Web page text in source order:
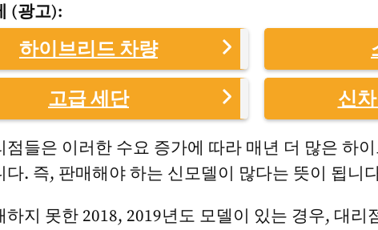
(광고):
하이브리드 차량
고급 세단
신
점들은 이러한 수요 증가에 따라 매년 더 많은 하
다. 즉, 판매해야 하는 신모델이 많다는 뜻이 됩니
하지 못한 2018, 2019년도 모델이 있는 경우, 대리